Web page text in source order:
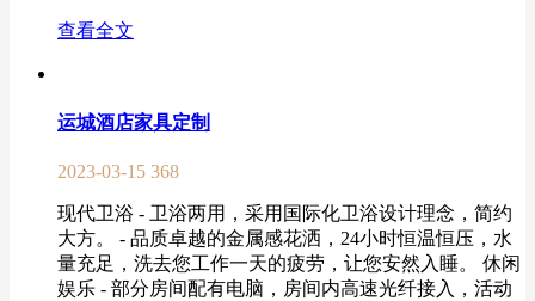
查看全文
运城酒店家具定制
2023-03-15 368
现代卫浴 - 卫浴两用，采用国际化卫浴设计理念，简约
大方。 - 品质卓越的金属感花洒，24小时恒温恒压，水
量充足，洗去您工作一天的疲劳，让您安然入睡。 休闲
娱乐 - 部分房间配有电脑，房间内高速光纤接入，活动